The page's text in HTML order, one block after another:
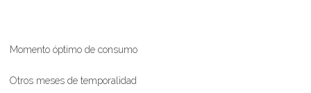
Momento óptimo de consumo
Otros meses de temporalidad